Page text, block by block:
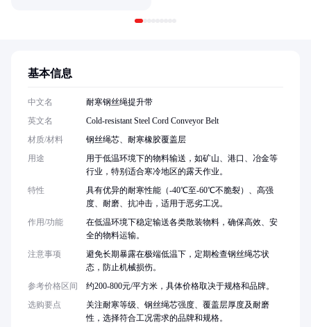
基本信息
中文名
耐寒钢丝绳提升带
英文名
Cold-resistant Steel Cord Conveyor Belt
材质/材料
钢丝绳芯、耐寒橡胶覆盖层
用途
用于低温环境下的物料输送，如矿山、港口、冶金等
行业，特别适合寒冷地区的露天作业。
特性
具有优异的耐寒性能（-40℃至-60℃不脆裂）、高强
度、耐磨、抗冲击，适用于恶劣工况。
作用/功能
在低温环境下稳定输送各类散装物料，确保高效、安
全的物料运输。
注意事项
避免长期暴露在极端低温下，定期检查钢丝绳芯状
态，防止机械损伤。
参考价格区间
约200-800元/平方米，具体价格取决于规格和品牌。
选购要点
关注耐寒等级、钢丝绳芯强度、覆盖层厚度及耐磨
性，选择符合工况需求的品牌和规格。